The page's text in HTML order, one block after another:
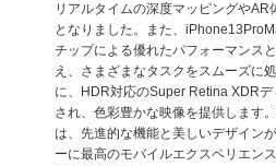
リアルタイムの深度マッピングやAR
となりました。また、
チップによる優れたパフォーマンス
え、さまざまなタスクをスムーズに
に、HDR対応のSuper Retina XDR
され、色彩豊かな映像を提供します。
は、先進的な機能と美しいデザイン
ーに最高のモバイルエクスペリエン